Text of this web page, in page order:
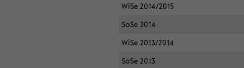
WiSe 2014/2015
SoSe 2014
WiSe 2013/2014
SoSe 2013